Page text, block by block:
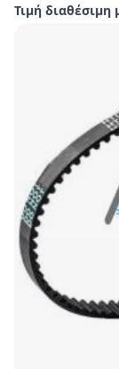
Τιμή διαθέσιμη